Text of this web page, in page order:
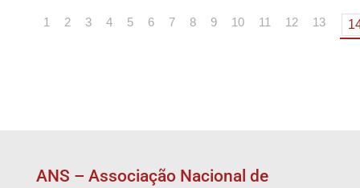
1 2 3 4 5 6 7 8 9 10 11 12 13
ANS – Associação Nacional de